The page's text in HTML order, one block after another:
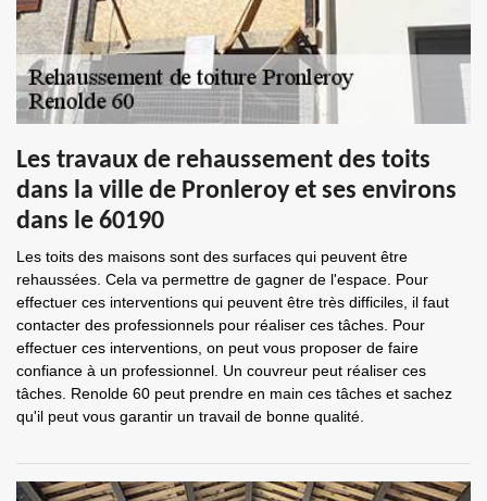
Les travaux de rehaussement des toits
dans la ville de Pronleroy et ses environs
dans le 60190
Les toits des maisons sont des surfaces qui peuvent être
rehaussées. Cela va permettre de gagner de l'espace. Pour
effectuer ces interventions qui peuvent être très difficiles, il faut
contacter des professionnels pour réaliser ces tâches. Pour
effectuer ces interventions, on peut vous proposer de faire
confiance à un professionnel. Un couvreur peut réaliser ces
tâches. Renolde 60 peut prendre en main ces tâches et sachez
qu'il peut vous garantir un travail de bonne qualité.